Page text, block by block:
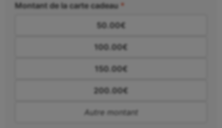
Montant de la carte cadeau *
50.00€
100.00€
150.00€
200.00€
Autre montant